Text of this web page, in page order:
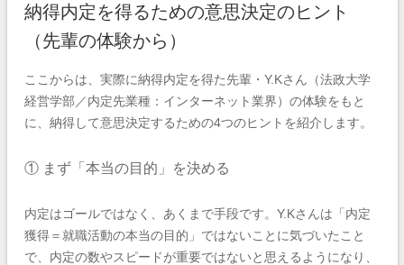
納得内定を得るための意思決定のヒント
（先輩の体験から）
ここからは、実際に納得内定を得た先輩・Y.Kさん（法政大学
経営学部／内定先業種：インターネット業界）の体験をもと
に、納得して意思決定するための4つのヒントを紹介します。
① まず「本当の目的」を決める
内定はゴールではなく、あくまで手段です。Y.Kさんは「内定
獲得＝就職活動の本当の目的」ではないことに気づいたこと
で、内定の数やスピードが重要ではないと思えるようになり、